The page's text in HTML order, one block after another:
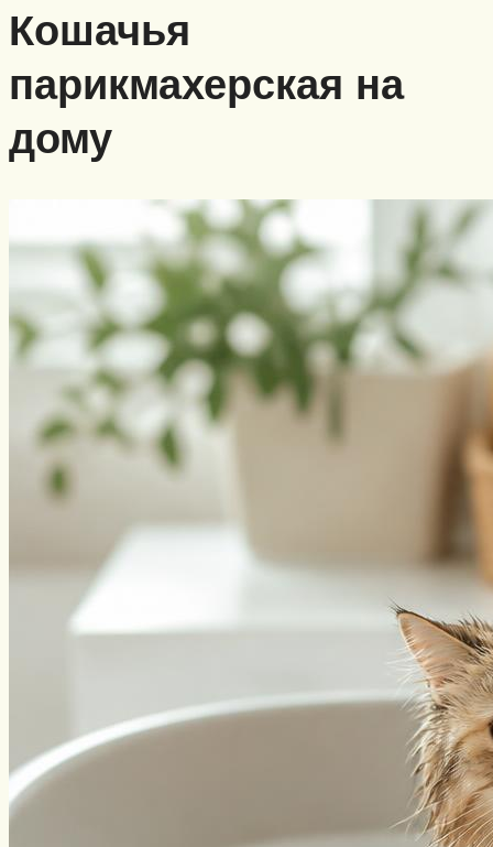
Кошачья
парикмахерская на
дому